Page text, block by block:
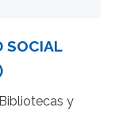
SOCIAL
y